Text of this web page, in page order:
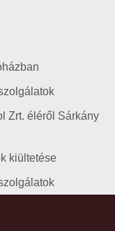
Zrt. éléről Sárkány
kiültetése